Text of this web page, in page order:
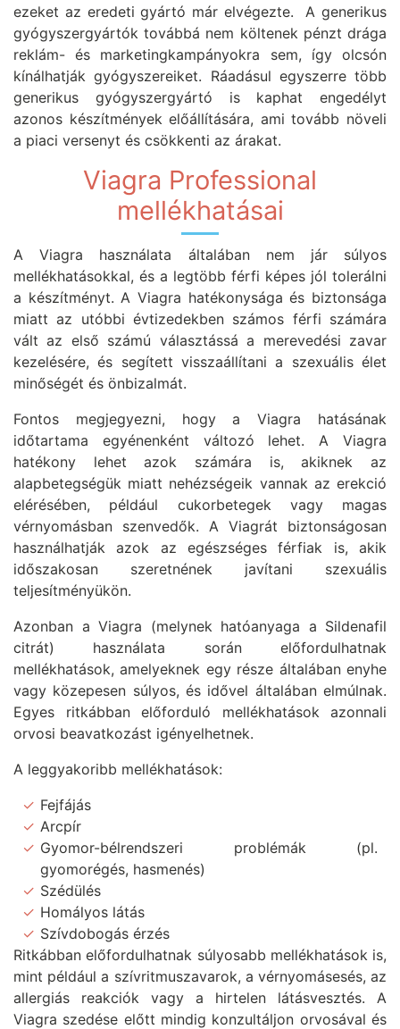
ezeket az eredeti gyártó már elvégezte. A generikus
gyógyszergyártók továbbá nem költenek pénzt drága
reklám- és marketingkampányokra sem, így olcsón
kínálhatják gyógyszereiket. Ráadásul egyszerre több
generikus gyógyszergyártó is kaphat engedélyt
azonos készítmények előállítására, ami tovább növeli
a piaci versenyt és csökkenti az árakat.
Viagra Professional
mellékhatásai
A Viagra használata általában nem jár súlyos
mellékhatásokkal, és a legtöbb férfi képes jól tolerálni
a készítményt. A Viagra hatékonysága és biztonsága
miatt az utóbbi évtizedekben számos férfi számára
vált az első számú választássá a merevedési zavar
kezelésére, és segített visszaállítani a szexuális élet
minőségét és önbizalmát.
Fontos megjegyezni, hogy a Viagra hatásának
időtartama egyénenként változó lehet. A Viagra
hatékony lehet azok számára is, akiknek az
alapbetegségük miatt nehézségeik vannak az erekció
elérésében, például cukorbetegek vagy magas
vérnyomásban szenvedők. A Viagrát biztonságosan
használhatják azok az egészséges férfiak is, akik
időszakosan szeretnének javítani szexuális
teljesítményükön.
Azonban a Viagra (melynek hatóanyaga a Sildenafil
citrát) használata során előfordulhatnak
mellékhatások, amelyeknek egy része általában enyhe
vagy közepesen súlyos, és idővel általában elmúlnak.
Egyes ritkábban előforduló mellékhatások azonnali
orvosi beavatkozást igényelhetnek.
A leggyakoribb mellékhatások:
Fejfájás
Arcpír
Gyomor-bélrendszeri problémák (pl.
gyomorégés, hasmenés)
Szédülés
Homályos látás
Szívdobogás érzés
Ritkábban előfordulhatnak súlyosabb mellékhatások is,
mint például a szívritmuszavarok, a vérnyomásesés, az
allergiás reakciók vagy a hirtelen látásvesztés. A
Viagra szedése előtt mindig konzultáljon orvosával és